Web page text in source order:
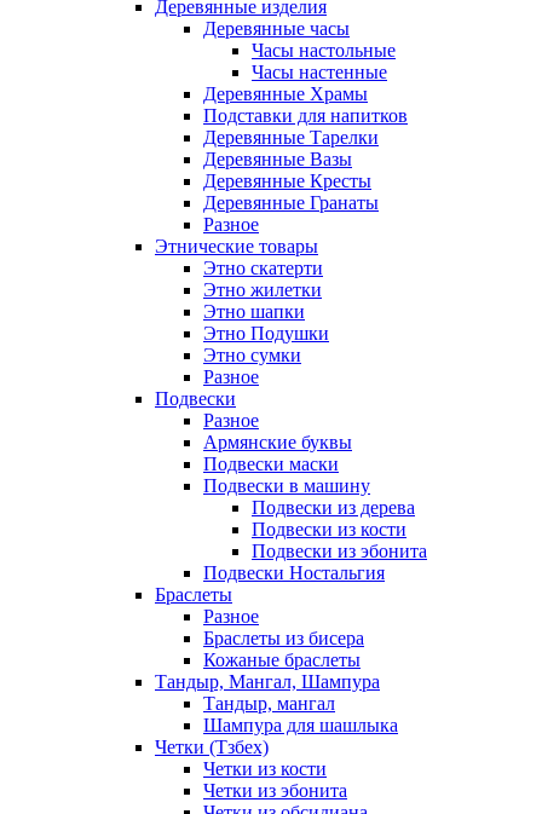
Деревянные изделия
Деревянные часы
Часы настольные
Часы настенные
Деревянные Храмы
Подставки для напитков
Деревянные Тарелки
Деревянные Вазы
Деревянные Кресты
Деревянные Гранаты
Разное
Этнические товары
Этно скатерти
Этно жилетки
Этно шапки
Этно Подушки
Этно сумки
Разное
Подвески
Разное
Армянские буквы
Подвески маски
Подвески в машину
Подвески из дерева
Подвески из кости
Подвески из эбонита
Подвески Ностальгия
Браслеты
Разное
Браслеты из бисера
Кожаные браслеты
Тандыр, Мангал, Шампура
Тандыр, мангал
Шампура для шашлыка
Четки (Тзбех)
Четки из кости
Четки из эбонита